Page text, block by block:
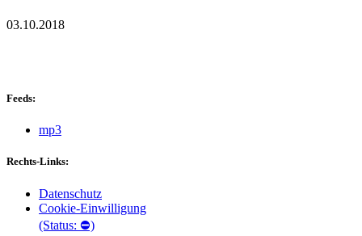
03.10.2018
Feeds:
mp3
Rechts-Links:
Datenschutz
Cookie-Einwilligung
(Status: ⛔)